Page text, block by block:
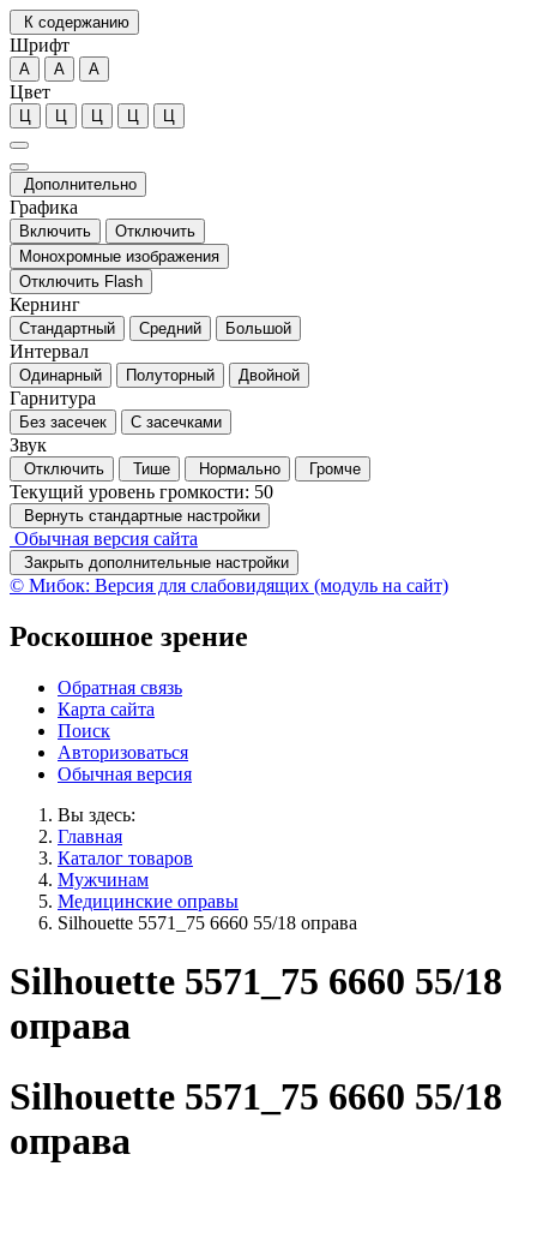
К содержанию
Шрифт
А А А
Цвет
Ц Ц Ц Ц Ц
Дополнительно
Графика
Включить
Отключить
Монохромные изображения
Отключить Flash
Кернинг
Стандартный Средний Большой
Интервал
Одинарный Полуторный Двойной
Гарнитура
Без засечек С засечками
Звук
Отключить Тише Нормально Громче
Текущий уровень громкости: 50
Вернуть стандартные настройки
Обычная версия сайта
Закрыть дополнительные настройки
© Мибок: Версия для слабовидящих (модуль на сайт)
Роскошное зрение
Обратная связь
Карта сайта
Поиск
Авторизоваться
Обычная версия
Вы здесь:
Главная
Каталог товаров
Мужчинам
Медицинские оправы
Silhouette 5571_75 6660 55/18 оправа
Silhouette 5571_75 6660 55/18
оправа
Silhouette 5571_75 6660 55/18
оправа